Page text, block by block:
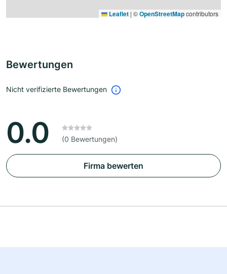
Leaflet | ©OpenStreetMapcontributors
Bewertungen
Nicht verifizierte Bewertungen
0.0 (0 Bewertungen)
Firma bewerten